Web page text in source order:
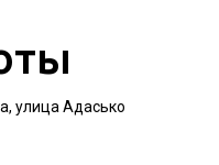
улица Адасько